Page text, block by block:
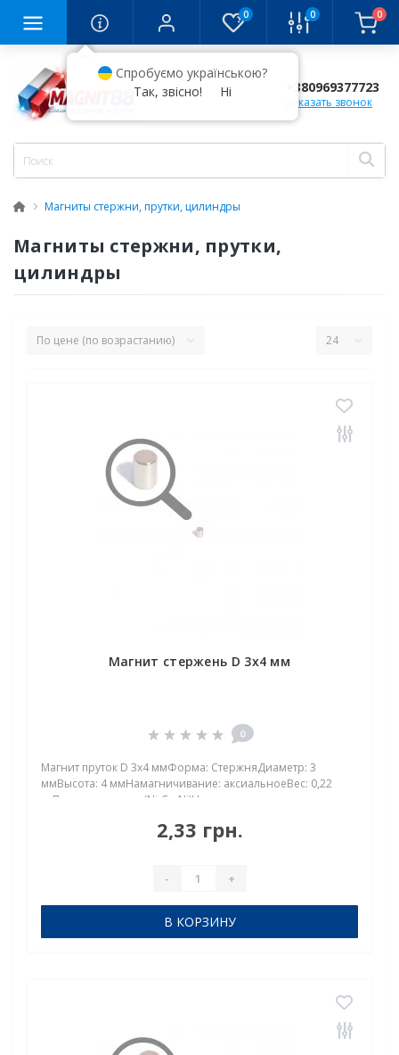
0 0 0
+380969377723
Заказать звонок
Магниты стержни, прутки, цилиндры
Магниты стержни, прутки,
цилиндры
Магнит стержень D 3х4 мм
0
Магнит пруток D 3х4 ммФорма: СтержняДиаметр: 3
ммВысота: 4 ммНамагничивание: аксиальноеВес: 0,22
грПокрыт. никель.: (Ni-Cu-Ni)Намагничивание:
использования: до 80°C ..2,33 грн.
- +
В КОРЗИНУ
Спробуємо українською?
Так, звісно!
Ні